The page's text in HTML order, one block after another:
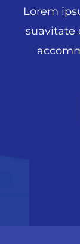
Lorem
suavitate